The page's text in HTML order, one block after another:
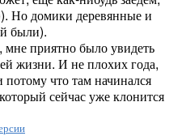
Но домики деревянные и
были).
мне приятно было увидеть
жизни. И не плохих года,
что там начинался
сейчас уже клонится